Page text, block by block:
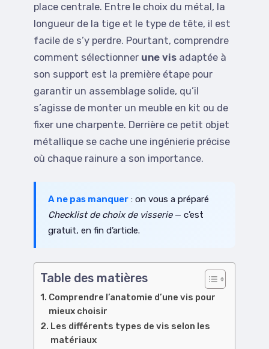
place centrale. Entre le choix du métal, la
longueur de la tige et le type de tête, il est
facile de s’y perdre. Pourtant, comprendre
comment sélectionner une vis adaptée à
son support est la première étape pour
garantir un assemblage solide, qu’il
s’agisse de monter un meuble en kit ou de
fixer une charpente. Derrière ce petit objet
métallique se cache une ingénierie précise
où chaque rainure a son importance.
A ne pas manquer : on vous a préparé
Checklist de choix de visserie— c’est
gratuit, en fin d’article.
Table des matières
Comprendre l’anatomie d’une vis pour
mieux choisir
Les différents types de vis selon les
matériaux